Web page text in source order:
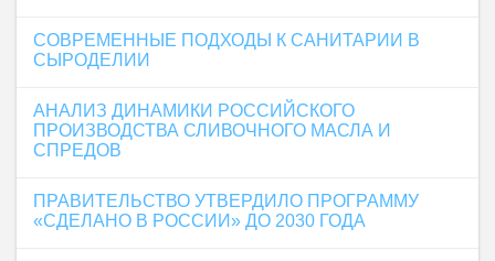
СОВРЕМЕННЫЕ ПОДХОДЫ К САНИТАРИИ В
СЫРОДЕЛИИ
АНАЛИЗ ДИНАМИКИ РОССИЙСКОГО
ПРОИЗВОДСТВА СЛИВОЧНОГО МАСЛА И
СПРЕДОВ
ПРАВИТЕЛЬСТВО УТВЕРДИЛО ПРОГРАММУ
«СДЕЛАНО В РОССИИ» ДО 2030 ГОДА